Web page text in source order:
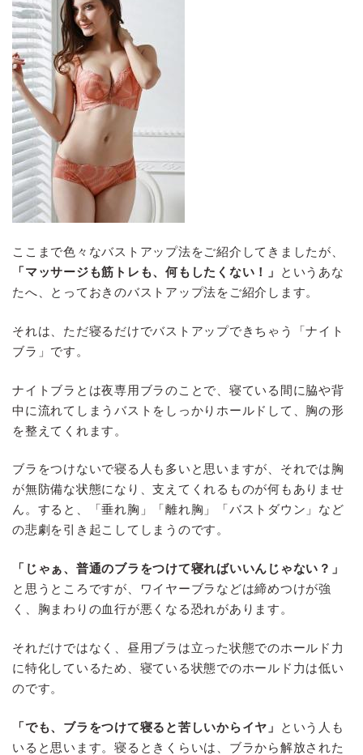
ここまで色々なバストアップ法をご紹介してきましたが、
「マッサージも筋トレも、何もしたくない！」
というあな
たへ、とっておきのバストアップ法をご紹介します。
それは、ただ寝るだけでバストアップできちゃう「ナイト
ブラ」です。
ナイトブラとは夜専用ブラのことで、寝ている間に脇や背
中に流れてしまうバストをしっかりホールドして、胸の形
を整えてくれます。
ブラをつけないで寝る人も多いと思いますが、それでは胸
が無防備な状態になり、支えてくれるものが何もありませ
ん。すると、「垂れ胸」「離れ胸」「バストダウン」など
の悲劇を引き起こしてしまうのです。
「じゃぁ、普通のブラをつけて寝ればいいんじゃない？」
と思うところですが、ワイヤーブラなどは締めつけが強
く、胸まわりの血行が悪くなる恐れがあります。
それだけではなく、昼用ブラは立った状態でのホールド力
に特化しているため、寝ている状態でのホールド力は低い
のです。
「でも、ブラをつけて寝ると苦しいからイヤ」
という人も
いると思います。寝るときくらいは、ブラから解放された